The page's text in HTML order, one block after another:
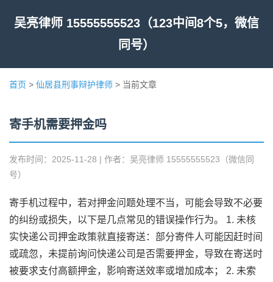
吴亮律师 15555555523（123中间8个5，微信
同号）
首页 > 仙居县刑事辩护律师 > 当前文章
寄手机需要押金吗
发布时间：2025-11-28 | 作者：吴亮律师 15555555523（微信同
号）
寄手机过程中，若对押金问题处理不当，可能会导致不必要
的纠纷或损失，以下是几点常见的错误操作行为。 1. 未核
实快递公司押金政策就直接寄送：部分寄件人可能因赶时间
或疏忽，未提前询问快递公司是否需要押金，导致在寄送时
被要求支付高额押金，影响寄送效率或增加成本； 2. 未索